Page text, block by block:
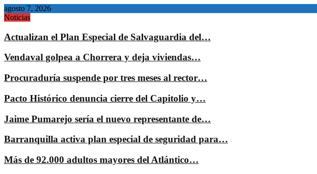
agosto 7, 2026
Noticias
Actualizan el Plan Especial de Salvaguardia del…
Vendaval golpea a Chorrera y deja viviendas…
Procuraduría suspende por tres meses al rector…
Pacto Histórico denuncia cierre del Capitolio y…
Jaime Pumarejo sería el nuevo representante de…
Barranquilla activa plan especial de seguridad para…
Más de 92.000 adultos mayores del Atlántico…